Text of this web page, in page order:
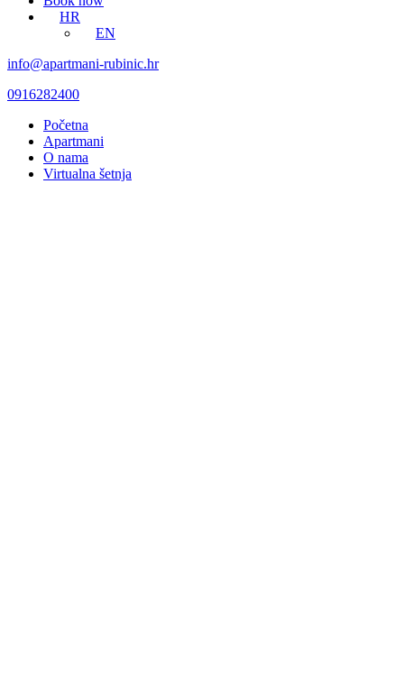
HR
EN
info@apartmani-rubinic.hr
0916282400
Početna
Apartmani
O nama
Virtualna šetnja